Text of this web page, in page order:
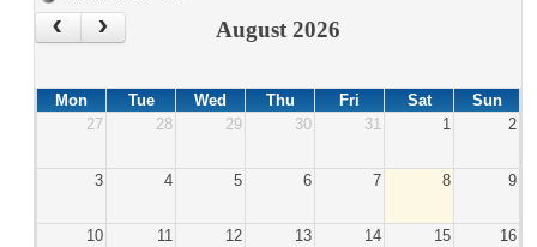
‹ › August 2026
Mon Tue Wed Thu Fri Sat
Sun
27
28 29 30 31 1 2
3 4 5 6 7 8 9
10 11 12 13 14 15 16